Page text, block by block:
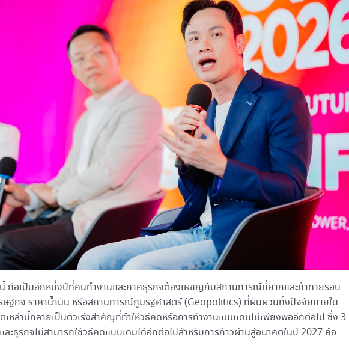
ถือเป็นอีกหนึ่งปีที่คนทำงานและภาคธุรกิจต้องเผชิญกับสถานการณ์ที่ยากและท้าทายรอบ
ษฐกิจ ราคาน้ำมัน หรือสถานการณ์ภูมิรัฐศาสตร์ (Geopolitics) ที่ผันผวนทั้งปัจจัยภายใน
เหล่านี้กลายเป็นตัวเร่งสำคัญที่ทำให้วิธีคิดหรือการทำงานแบบเดิมไม่เพียงพออีกต่อไป ซึ่ง 3
ธุรกิจไม่สามารถใช้วิธีคิดแบบเดิมได้อีกต่อไปสำหรับการก้าวผ่านสู่อนาคตในปี 2027 คือ